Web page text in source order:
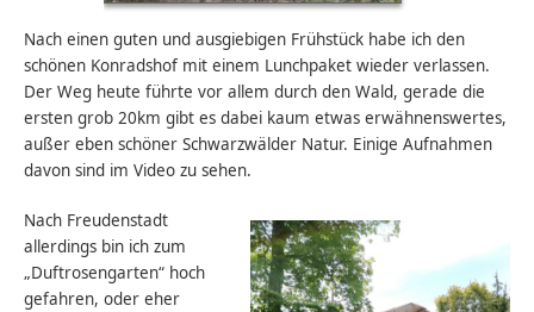
Nach einen guten und ausgiebigen Frühstück habe ich den
schönen Konradshof mit einem Lunchpaket wieder verlassen.
Der Weg heute führte vor allem durch den Wald, gerade die
ersten grob 20km gibt es dabei kaum etwas erwähnenswertes,
außer eben schöner Schwarzwälder Natur. Einige Aufnahmen
davon sind im Video zu sehen.
Nach Freudenstadt
allerdings bin ich zum
„Duftrosengarten“ hoch
gefahren, oder eher